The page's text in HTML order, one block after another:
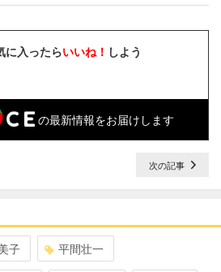
に入ったらいいね！ しよう
の最新情報をお届けします
次の記事
子 平間壮一